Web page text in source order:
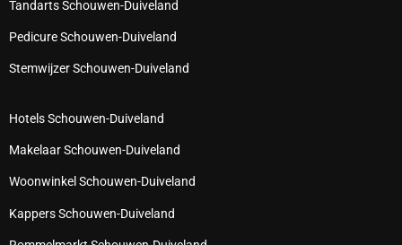
Tandarts Schouwen-Duiveland
Pedicure Schouwen-Duiveland
Stemwijzer Schouwen-Duiveland
Hotels Schouwen-Duiveland
Makelaar Schouwen-Duiveland
Woonwinkel Schouwen-Duiveland
Kappers Schouwen-Duiveland